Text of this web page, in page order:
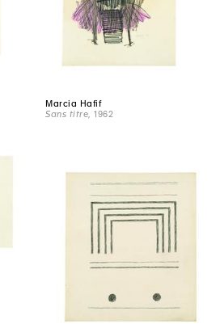
Marcia Hafif
Sans titre , 1962